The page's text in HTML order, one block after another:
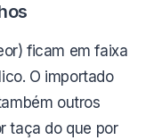
ficam em faixa
O importado
outros
taça do que por